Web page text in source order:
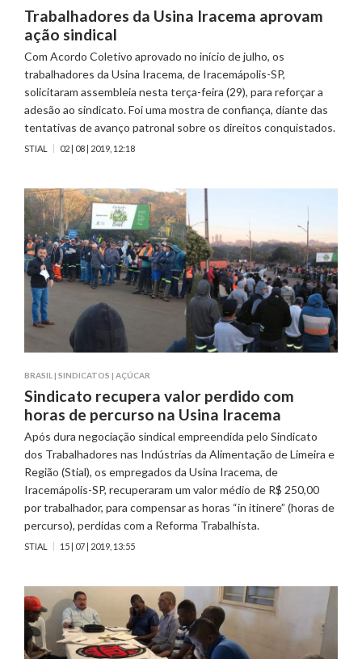
Trabalhadores da Usina Iracema aprovam
ação sindical
Com Acordo Coletivo aprovado no início de julho, os
trabalhadores da Usina Iracema, de Iracemápolis-SP,
solicitaram assembleia nesta terça-feira (29), para reforçar a
adesão ao sindicato. Foi uma mostra de confiança, diante das
tentativas de avanço patronal sobre os direitos conquistados.
STIAL 02 | 08 | 2019, 12:18
BRASIL| SINDICATOS | AÇÚCAR
Sindicato recupera valor perdido com
horas de percurso na Usina Iracema
Após dura negociação sindical empreendida pelo Sindicato
dos Trabalhadores nas Indústrias da Alimentação de Limeira e
Região (Stial), os empregados da Usina Iracema, de
Iracemápolis-SP, recuperaram um valor médio de R$ 250,00
por trabalhador, para compensar as horas “in itinere” (horas de
percurso), perdidas com a Reforma Trabalhista.
STIAL 15 | 07 | 2019, 13:55